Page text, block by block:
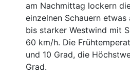
am Nachmittag lockern
einzelnen Schauern
bis starker Westwind mit
60 km/h. Die
und 10 Grad, die
Grad.